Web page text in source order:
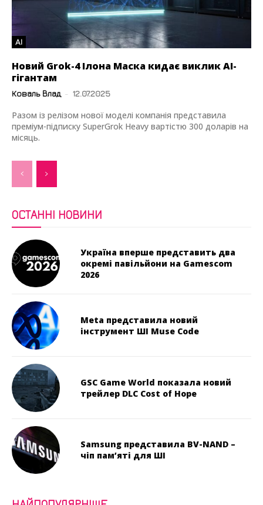
AI
Новий Grok-4 Ілона Маска кидає виклик AI-
гігантам
Коваль Влад - 12.07.2025
Разом із релізом нової моделі компанія представила
преміум-підписку SuperGrok Heavy вартістю 300 доларів на
місяць.
ОСТАННІ НОВИНИ
Україна вперше представить два
окремі павільйони на Gamescom
2026
Meta представила новий
інструмент ШІ Muse Code
GSC Game World показала новий
трейлер DLC Cost of Hope
Samsung представила BV-NAND –
чіп пам’яті для ШІ